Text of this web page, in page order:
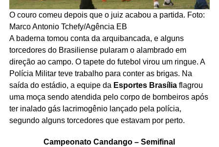
O couro comeu depois que o juiz acabou a partida. Foto:
Marco Antonio Tchefy/Agência EB
A baderna tomou conta da arquibancada, e alguns
torcedores do Brasiliense pularam o alambrado em
direção ao campo. O tapete do futebol virou um ringue. A
Polícia Militar teve trabalho para conter as brigas. Na
saída do estádio, a equipe da Esportes Brasília flagrou
uma moça sendo atendida pelo corpo de bombeiros após
ter inalado gás lacrimogênio lançado pela polícia,
segundo alguns torcedores que estavam por perto.
Campeonato Candango – Semifinal